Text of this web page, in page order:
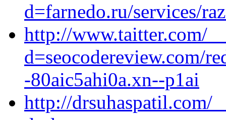
d=farnedo.ru/services/
http://www.taitter.com/
d=seocodereview.com/
-80aic5ahi0a.xn--p1ai
http://drsuhaspatil.com/